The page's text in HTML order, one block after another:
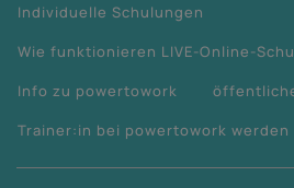
Individuelle Schulungen
Wie funktionieren LIVE-Online-
Info zu powertowork
Trainer:in bei powertowork werden